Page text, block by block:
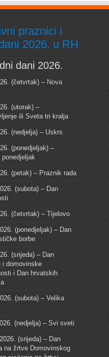
praznici i
2026. u RH
dani 2026.
(četvrtak) – Nova
(utorak) –
ili Sveta tri kralja
(nedjelja) – Uskrs
(ponedjeljak) –
ponedjeljak
(petak) – Praznik rada
(subota) – Dan
(četvrtak) – Tijelovo
(ponedjeljak) – Dan
borbe
(srijeda) – Dan
i domovinske
i Dan hrvatskih
(subota) – Velika
(nedjelja) – Svi sveti
(srijeda) – Dan
na žrtve Domovinskog